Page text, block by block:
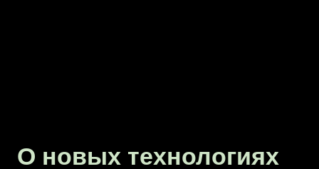
решений по представлению коллекции